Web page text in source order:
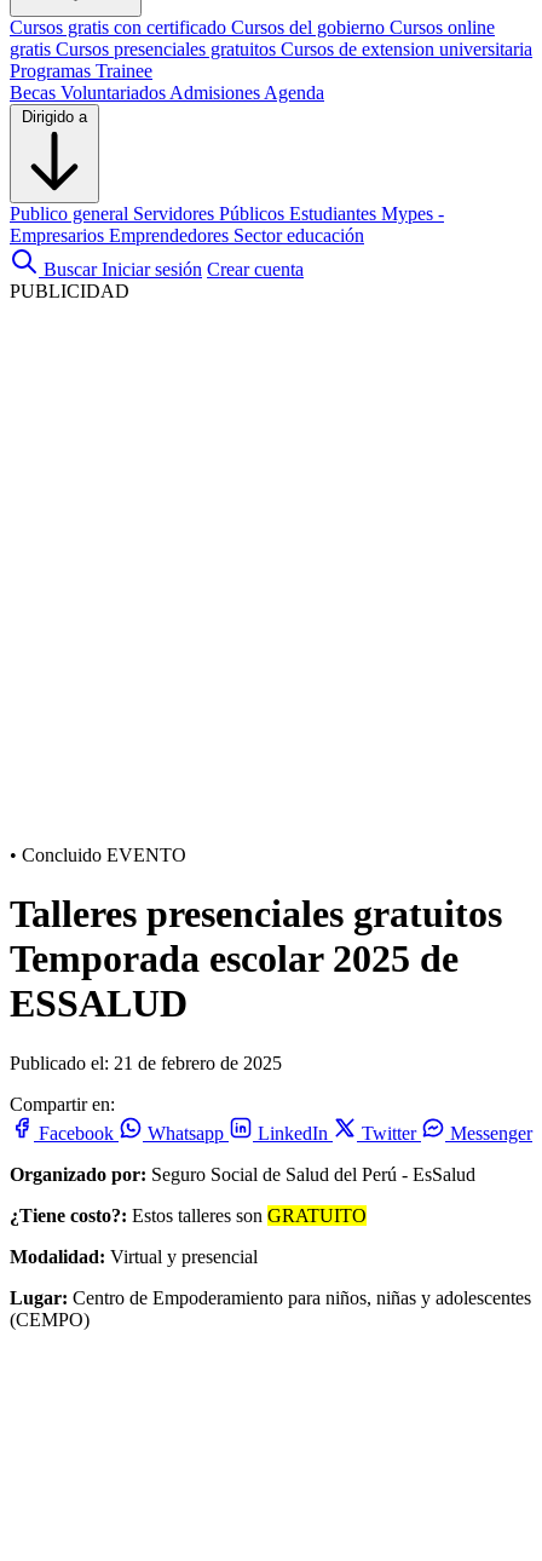
Cursos gratis con certificado Cursos del gobierno Cursos online
gratis Cursos presenciales gratuitos Cursos de extension universitaria
Programas Trainee
Becas Voluntariados Admisiones Agenda
Dirigido a
Publico general Servidores Públicos Estudiantes Mypes -
Empresarios Emprendedores Sector educación
Buscar Iniciar sesión Crear cuenta
PUBLICIDAD
• Concluido EVENTO
Talleres presenciales gratuitos
Temporada escolar 2025 de
ESSALUD
Publicado el: 21 de febrero de 2025
Compartir en:
Facebook
Whatsapp LinkedIn Twitter
Messenger
Organizado por: Seguro Social de Salud del Perú - EsSalud
¿Tiene costo?: Estos talleres son GRATUITO
Modalidad: Virtual y presencial
Lugar: Centro de Empoderamiento para niños, niñas y adolescentes
(CEMPO)